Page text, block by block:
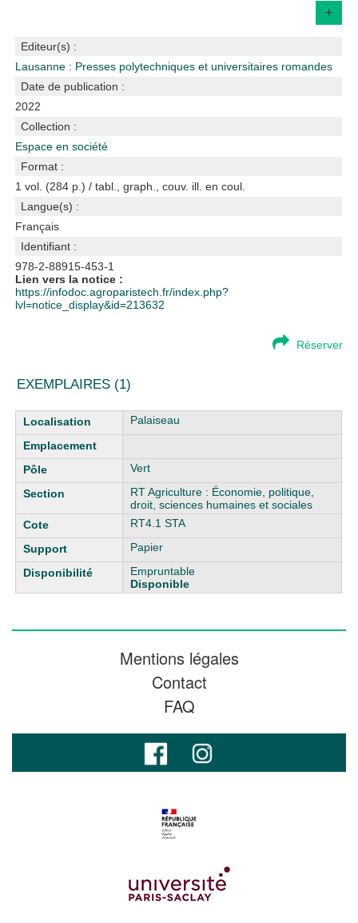
+
Editeur(s) :
Lausanne : Presses polytechniques et universitaires romandes
Date de publication :
2022
Collection :
Espace en société
Format :
1 vol. (284 p.) / tabl., graph., couv. ill. en coul.
Langue(s) :
Français
Identifiant :
978-2-88915-453-1
Lien vers la notice :
https://infodoc.agroparistech.fr/index.php?
lvl=notice_display&id=213632
Réserver
EXEMPLAIRES (1)
Liste des exemplaires Palaiseau
Vert
RT Agriculture : Économie, politique,
droit, sciences humaines et sociales
RT4.1 STA
Papier
Empruntable
Disponible
Mentions légales
Contact
FAQ